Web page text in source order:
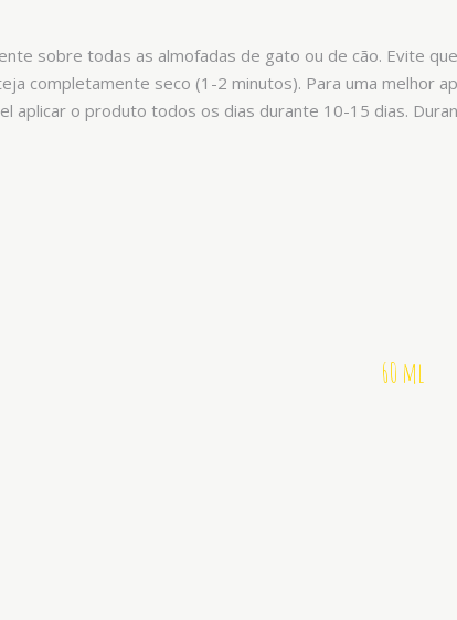
sobre todas as almofadas de gato ou de cão. Evite
completamente seco (1-2 minutos). Para uma melhor
aplicar o produto todos os dias durante 10-15 dias.
60 ml